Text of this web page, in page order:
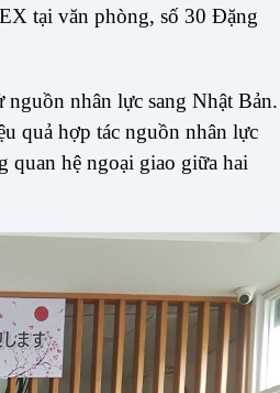
tại văn phòng, số 30 Đặng
nguồn nhân lực sang Nhật Bản.
quả hợp tác nguồn nhân lực
quan hệ ngoại giao giữa hai